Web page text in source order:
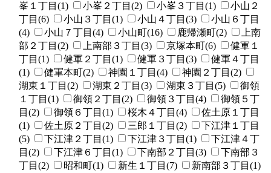
峯１丁目(1)
小峯２丁目(2) 小峯３丁目(1)
小山２
丁目(6)
小山３丁目(1) 小山４丁目(3)
小山６丁目
(4)
小山７丁目(4) 小山町(16) 鹿帰瀬町(2)
上南
部２丁目(2)
上南部３丁目(3) 京塚本町(6)
健軍１
丁目(1)
健軍２丁目(1) 健軍３丁目(3)
健軍４丁目
(1)
健軍本町(2) 神園１丁目(4)
神園２丁目(2)
湖東１丁目(2)
湖東２丁目(3) 湖東３丁目(5)
御領
１丁目(1)
御領２丁目(2) 御領３丁目(4)
御領５丁
目(2)
御領６丁目(1) 桜木４丁目(4)
佐土原１丁目
(1)
佐土原２丁目(2) 三郎１丁目(2)
下江津１丁目
(5)
下江津２丁目(1) 下江津３丁目(1)
下江津４丁
目(2)
下江津６丁目(1) 下南部２丁目(3)
下南部３
丁目(2)
昭和町(1) 新生１丁目(7)
新南部３丁目(1)